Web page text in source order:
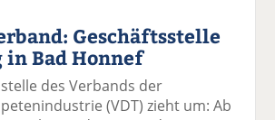
Geschäftsstelle
Bad Honnef
des Verbands der
(VDT) zieht um: Ab